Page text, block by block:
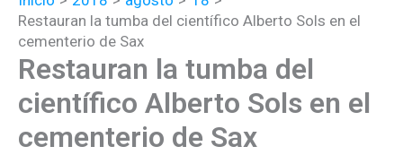
Restauran la tumba del científico Alberto Sols en el
cementerio de Sax
Restauran la tumba del
científico Alberto Sols en el
cementerio de Sax